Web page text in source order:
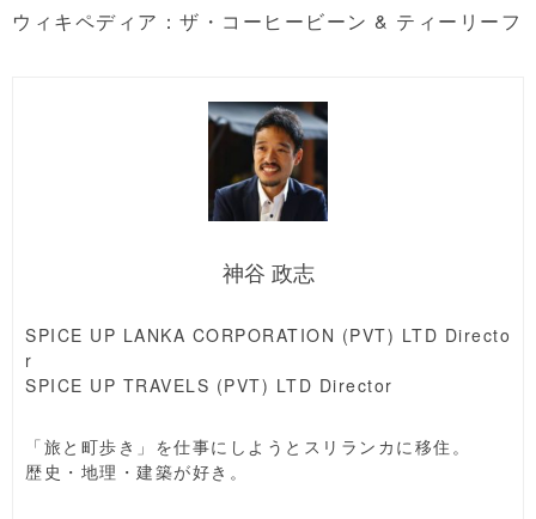
ウィキペディア：ザ・コーヒービーン & ティーリーフ
神谷 政志
SPICE UP LANKA CORPORATION (PVT) LTD Directo
r
SPICE UP TRAVELS (PVT) LTD Director
「旅と町歩き」を仕事にしようとスリランカに移住。
歴史・地理・建築が好き。